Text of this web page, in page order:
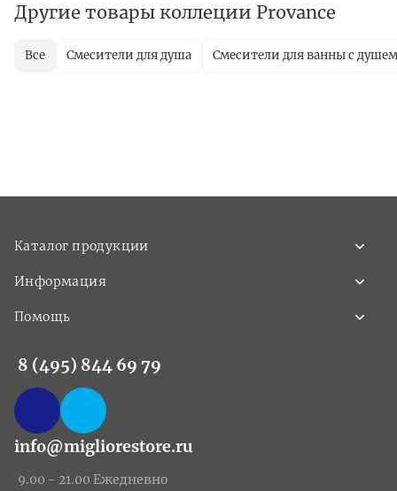
Другие товары коллеции Provance
Все Смесители для душа Смесители для ванны с душем
Каталог продукции
Информация
Помощь
8 (495) 844 69 79
info@migliorestore.ru
9.00 - 21.00 Ежедневно